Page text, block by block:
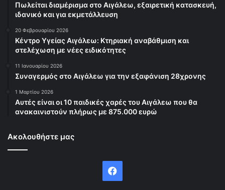
Πωλείται διαμέρισμα στο Αιγάλεω, εξαιρετική κατασκευή,
ιδανικό και για εκμετάλλευση
20 Φεβρουαρίου 2026
Κέντρο Υγείας Αιγάλεω: Κτηριακή αναβάθμιση και
στελέχωση με νέες ειδικότητες
11 Ιανουαρίου 2026
Συναγερμός στο Αιγάλεω για την εξαφάνιση 28χρονης
1 Μαρτίου 2026
Αυτές είναι οι 10 παιδικές χαρές του Αιγάλεω που θα
ανακαινιστούν πλήρως με 875.000 ευρώ
Ακολουθήστε μας
Facebook